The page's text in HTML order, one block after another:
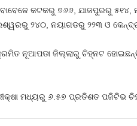
କଟକରୁ ୭୬୬, ଯାଜପୁରରୁ
୨୪୦, ନୟାଗଡରୁ ୨୨୩ ଓ
ନୂଆପଡା ଜିଲ୍ଲାରୁ ଚିହ୍ନଟ
ମଧ୍ୟରୁ ୬.୫୭ ପ୍ରତିଶତ ପଜିଟିଭ